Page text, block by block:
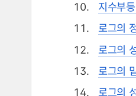
지수부
로그의
로그의
로그의
로그의